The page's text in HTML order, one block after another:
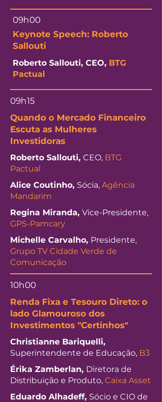
09h00
Keynote Speech: Roberto
Sallouti
Roberto Sallouti, CEO, BTG
Pactual
09h15
Quando o Mercado Financeiro
Escuta as Mulheres
Investidoras
Roberto Sallouti, CEO, BTG
Pactual
Alice Coutinho, Sócia, Agência
Mandarim
Regina Miranda, Vice-Presidente,
GPS-Pamcary
Michelle Carvalho, Presidente,
Grupo TV Cidade Verde de
Comunicação
10h00
Renda Fixa e Tesouro Direto: o
lado Glamouroso dos
Investimentos "Certinhos"
Christianne Bariquelli,
Superintendente de Educação, B3
Érika Zamberlan, Diretora de
Distribuição e Produto, Caixa Asset
Eduardo Alhadeff, ​Sócio e CIO de